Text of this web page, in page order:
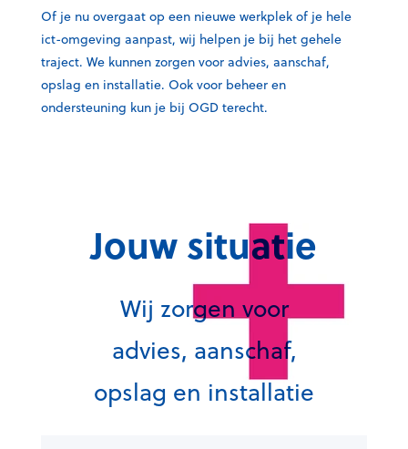
Of je nu overgaat op een nieuwe werkplek of je hele
ict-omgeving aanpast, wij helpen je bij het gehele
traject. We kunnen zorgen voor advies, aanschaf,
opslag en installatie. Ook voor beheer en
ondersteuning kun je bij OGD terecht.
Jouw situatie
Wij zorgen voor
advies, aanschaf,
opslag en installatie